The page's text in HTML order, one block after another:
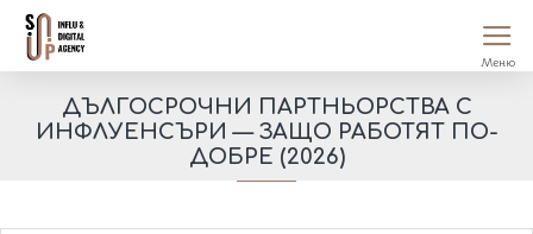
ДЪЛГОСРОЧНИ ПАРТНЬОРСТВА С
ИНФЛУЕНСЪРИ — ЗАЩО РАБОТЯТ ПО-
ДОБРЕ (2026)